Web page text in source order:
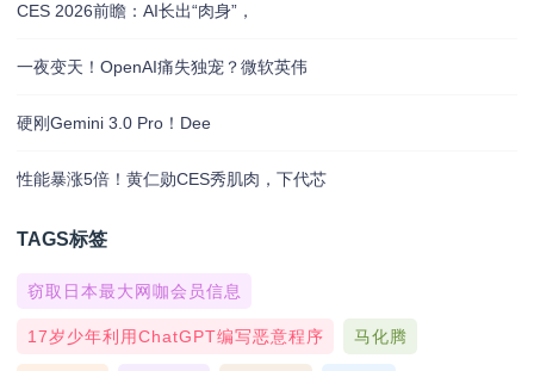
CES 2026前瞻：AI长出“肉身”，
一夜变天！OpenAI痛失独宠？微软英伟
硬刚Gemini 3.0 Pro！Dee
性能暴涨5倍！黄仁勋CES秀肌肉，下代芯
TAGS标签
窃取日本最大网咖会员信息
17岁少年利用ChatGPT编写恶意程序 马化腾